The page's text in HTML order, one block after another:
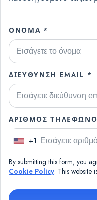
ΌΝΟΜΑ *
ΔΙΕΎΘΥΝΣΗ EMAIL *
ΑΡΙΘΜΌΣ
U
n
i
+1
By submitting this form, you
Cookie Policy. This website